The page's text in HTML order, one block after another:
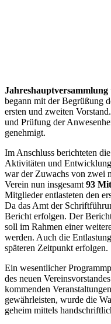
Jahreshauptversammlung
begann mit der Begrüßung
ersten und zweiten
und Prüfung der
genehmigt.
Im Anschluss berichteten
Aktivitäten und
war der Zuwachs von zwei
Verein nun insgesamt 93
Mitglieder entlasteten den
Da das Amt der
Bericht erfolgen. Der
soll im Rahmen einer
werden. Auch die
späteren Zeitpunkt erfolgen.
Ein wesentlicher
des neuen
kommenden
gewährleisten, wurde die
geheim mittels